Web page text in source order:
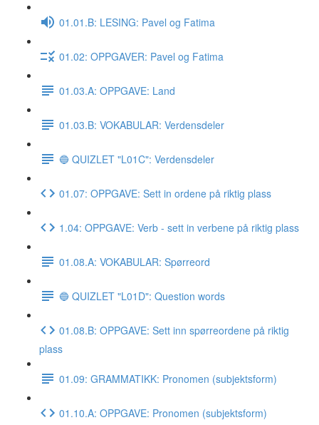
01.01.B: LESING: Pavel og Fatima
01.02: OPPGAVER: Pavel og Fatima
01.03.A: OPPGAVE: Land
01.03.B: VOKABULAR: Verdensdeler
🔵 QUIZLET "L01C": Verdensdeler
01.07: OPPGAVE: Sett in ordene på riktig plass
1.04: OPPGAVE: Verb - sett in verbene på riktig plass
01.08.A: VOKABULAR: Spørreord
🔵 QUIZLET "L01D": Question words
01.08.B: OPPGAVE: Sett inn spørreordene på riktig
plass
01.09: GRAMMATIKK: Pronomen (subjektsform)
01.10.A: OPPGAVE: Pronomen (subjektsform)